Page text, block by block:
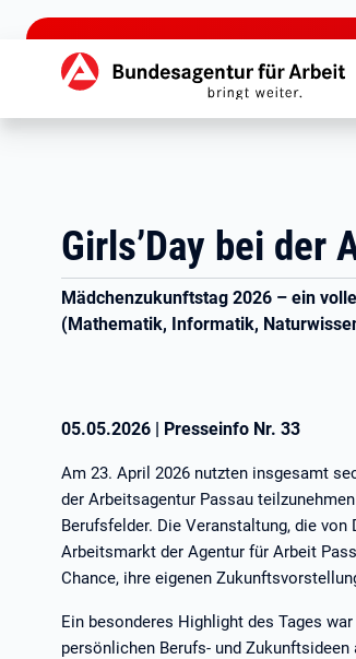
zu den Hauptinhalten springen
Hauptnavigation
Girls’Day bei der
Mädchenzukunftstag 2026 – ein
(Mathematik, Informatik,
05.05.2026 | Presseinfo Nr. 33
Am 23. April 2026 nutzten insgesamt
der Arbeitsagentur Passau
Berufsfelder. Die Veranstaltung, die
Arbeitsmarkt der Agentur für Arbeit
Chance, ihre eigenen
Ein besonderes Highlight des Tages
persönlichen Berufs- und